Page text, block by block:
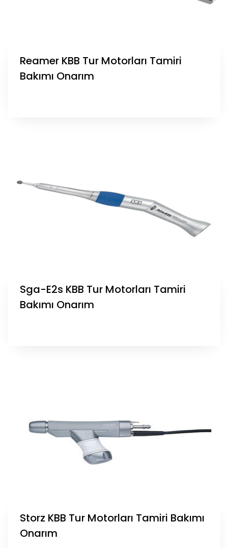
Reamer KBB Tur Motorları Tamiri
Bakımı Onarım
Sga-E2s KBB Tur Motorları Tamiri
Bakımı Onarım
Storz KBB Tur Motorları Tamiri Bakımı
Onarım